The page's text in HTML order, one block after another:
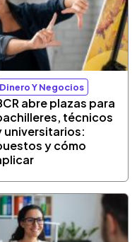
Dinero Y Negocios
abre plazas para
técnicos
universitarios:
y cómo